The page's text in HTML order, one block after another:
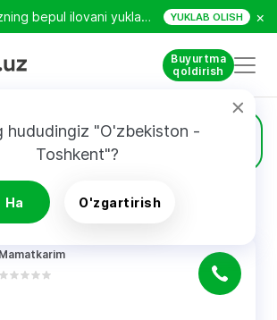
Smartfoningizga bizning bepul ilovani yuklab oling! YUKLAB OLISH ×
Buyurtma
qoldirish
hududingiz "O'zbekiston -
Toshkent"?
Ha O'zgartirish
Mamatkarim